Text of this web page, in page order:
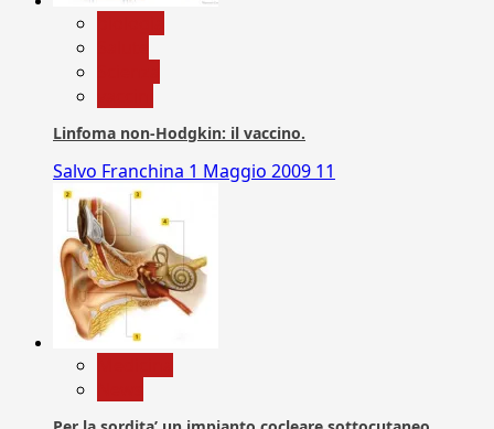
Linfoma non-Hodgkin: il vaccino.
Salvo Franchina 1 Maggio 2009 11